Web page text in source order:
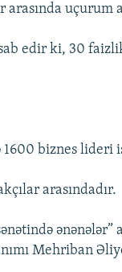
arasında uçurum
edir ki, 30
1600 biznes lideri
arasındadır.
ənənələr”
Mehriban